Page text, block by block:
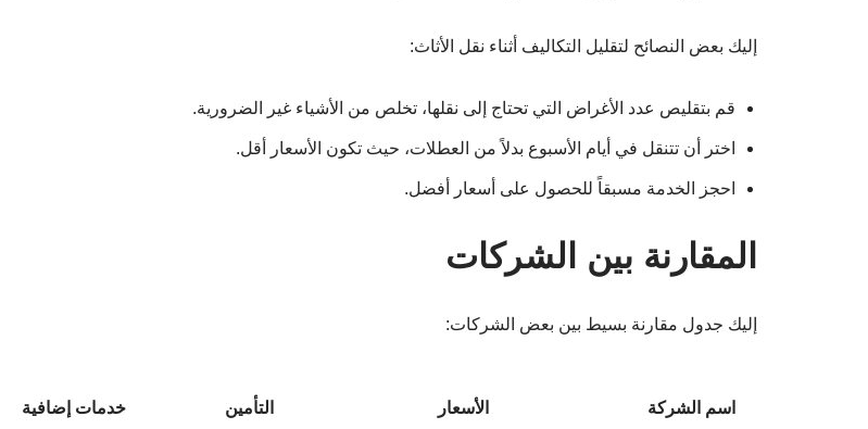
إليك بعض النصائح لتقليل التكاليف أثناء نقل الأثاث:
قم بتقليص عدد الأغراض التي تحتاج إلى نقلها، تخلص من الأشياء غير الضرورية.
اختر أن تتنقل في أيام الأسبوع بدلاً من العطلات، حيث تكون الأسعار أقل.
احجز الخدمة مسبقاً للحصول على أسعار أفضل.
المقارنة بين الشركات
إليك جدول مقارنة بسيط بين بعض الشركات:
اسم الشركة الأسعار التأمين خدمات إضافية